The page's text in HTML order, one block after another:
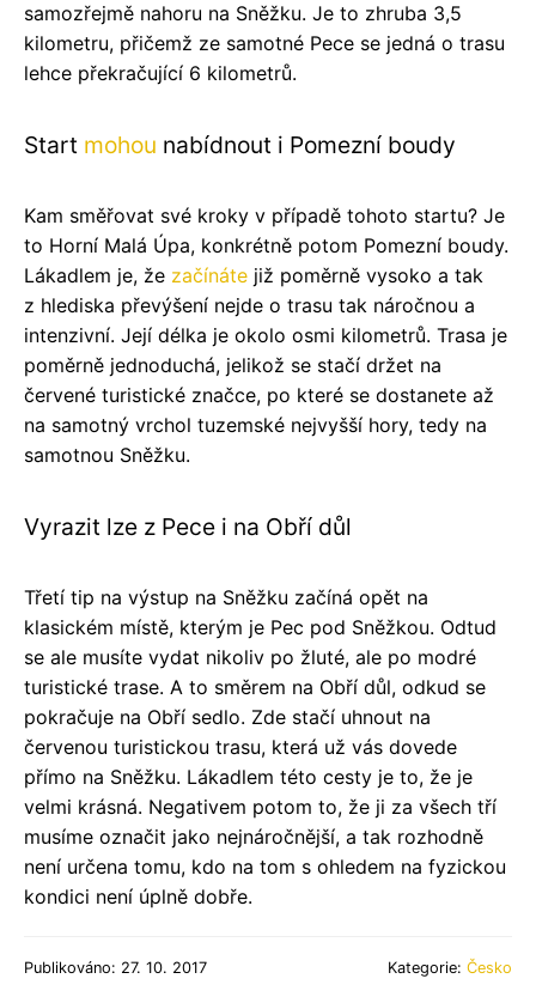
samozřejmě nahoru na Sněžku. Je to zhruba 3,5
kilometru, přičemž ze samotné Pece se jedná o trasu
lehce překračující 6 kilometrů.
Start mohou nabídnout i Pomezní boudy
Kam směřovat své kroky v případě tohoto startu? Je
to Horní Malá Úpa, konkrétně potom Pomezní boudy.
Lákadlem je, že začínáte již poměrně vysoko a tak
z hlediska převýšení nejde o trasu tak náročnou a
intenzivní. Její délka je okolo osmi kilometrů. Trasa je
poměrně jednoduchá, jelikož se stačí držet na
červené turistické značce, po které se dostanete až
na samotný vrchol tuzemské nejvyšší hory, tedy na
samotnou Sněžku.
Vyrazit lze z Pece i na Obří důl
Třetí tip na výstup na Sněžku začíná opět na
klasickém místě, kterým je Pec pod Sněžkou. Odtud
se ale musíte vydat nikoliv po žluté, ale po modré
turistické trase. A to směrem na Obří důl, odkud se
pokračuje na Obří sedlo. Zde stačí uhnout na
červenou turistickou trasu, která už vás dovede
přímo na Sněžku. Lákadlem této cesty je to, že je
velmi krásná. Negativem potom to, že ji za všech tří
musíme označit jako nejnáročnější, a tak rozhodně
není určena tomu, kdo na tom s ohledem na fyzickou
kondici není úplně dobře.
Publikováno: 27. 10. 2017 Kategorie: Česko